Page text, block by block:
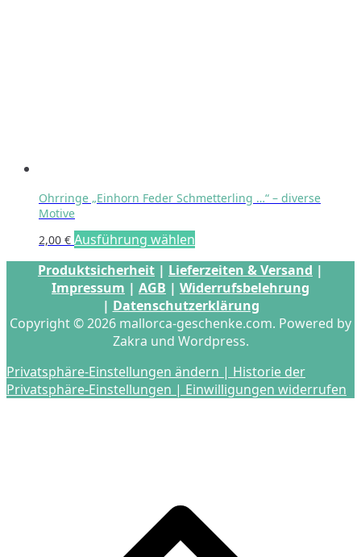
Ohrringe „Einhorn Feder Schmetterling …“ – diverse
Motive
2,00 € Ausführung wählen
weist
mehrere
Varianten
auf.
Die
Optionen
können
auf
Produktsicherheit | Lieferzeiten & Versand |
Impressum | AGB | Widerrufsbelehrung
| Datenschutzerklärung
Copyright © 2026 mallorca-geschenke.com. Powered by
Zakra und Wordpress.
Privatsphäre-Einstellungen ändern | Historie der
Privatsphäre-Einstellungen | Einwilligungen widerrufen